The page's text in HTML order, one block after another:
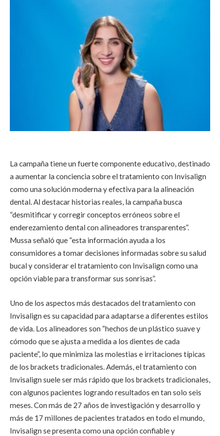
La campaña tiene un fuerte componente educativo, destinado
a aumentar la conciencia sobre el tratamiento con Invisalign
como una solución moderna y efectiva para la alineación
dental. Al destacar historias reales, la campaña busca
“desmitificar y corregir conceptos erróneos sobre el
enderezamiento dental con alineadores transparentes”.
Mussa señaló que “esta información ayuda a los
consumidores a tomar decisiones informadas sobre su salud
bucal y considerar el tratamiento con Invisalign como una
opción viable para transformar sus sonrisas”.
Uno de los aspectos más destacados del tratamiento con
Invisalign es su capacidad para adaptarse a diferentes estilos
de vida. Los alineadores son “hechos de un plástico suave y
cómodo que se ajusta a medida a los dientes de cada
paciente”, lo que minimiza las molestias e irritaciones típicas
de los brackets tradicionales. Además, el tratamiento con
Invisalign suele ser más rápido que los brackets tradicionales,
con algunos pacientes logrando resultados en tan solo seis
meses. Con más de 27 años de investigación y desarrollo y
más de 17 millones de pacientes tratados en todo el mundo,
Invisalign se presenta como una opción confiable y